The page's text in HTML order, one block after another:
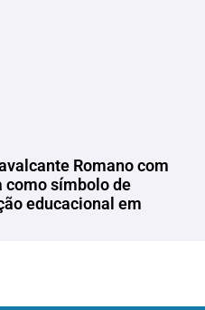
Romano com
como símbolo de
educacional em